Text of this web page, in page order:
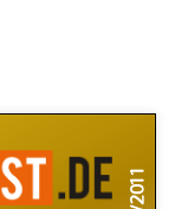
6/2011